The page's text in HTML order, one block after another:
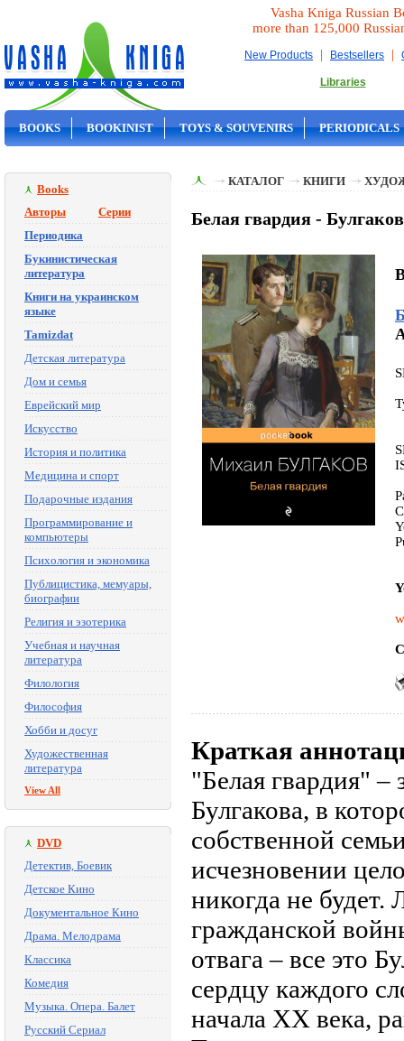
Vasha Kniga Russian
more than 125,000
New Products | Bestsellers |
Libraries
BOOKS BOOKINIST TOYS & SOUVENIRS PERIODICALS
Books
Авторы
Серии
Периодика
Букинистическая
литература
Книги на украинском
языке
Tamizdat
Детская литература
Дом и семья
Еврейский мир
Искусство
История и политика
Медицина и спорт
Подарочные издания
Программирование и
компьютеры
Психология и экономика
Публицистика, мемуары,
биографии
Религия и эзотерика
Учебная и научная
литература
Филология
Философия
Хобби и досуг
Художественная
литература
View All
DVD
Детектив, Боевик
Детское Кино
Документальное Кино
Драма. Мелодрама
Классика
Комедия
Музыка. Опера. Балет
Русский Сериал
КАТАЛОГ КНИГИ
Белая гвардия -
Краткая
"Белая гвардия" –
Булгакова, в
собственной
исчезновении
никогда не будет.
гражданской
отвага – все это
сердцу каждого
начала ХХ века,